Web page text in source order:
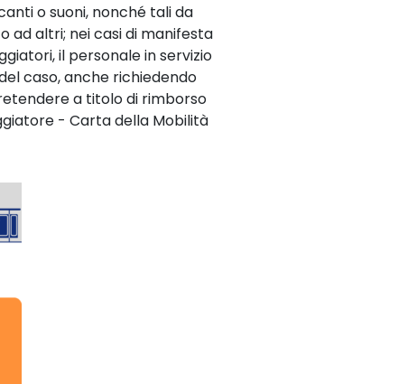
o suoni, nonché tali da
ad altri; nei casi di manifesta
il personale in servizio
caso, anche richiedendo
a titolo di rimborso
- Carta della Mobilità